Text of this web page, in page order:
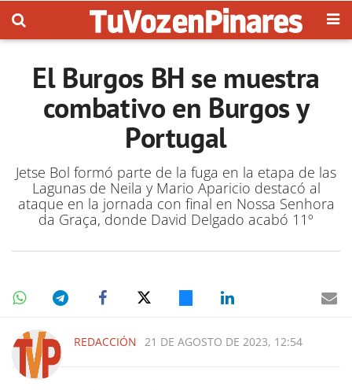
El Burgos BH se muestra
combativo en Burgos y
Portugal
Jetse Bol formó parte de la fuga en la etapa de las
Lagunas de Neila y Mario Aparicio destacó al
ataque en la jornada con final en Nossa Senhora
da Graça, donde David Delgado acabó 11º
REDACCIÓN 21 DE AGOSTO DE 2023, 12:54